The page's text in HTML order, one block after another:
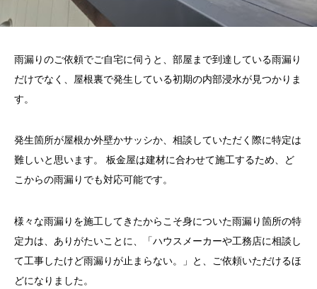
雨漏りのご依頼でご自宅に伺うと、部屋まで到達している雨漏り
だけでなく、屋根裏で発生している初期の内部浸水が見つかりま
す。
発生箇所が屋根か外壁かサッシか、相談していただく際に特定は
難しいと思います。 板金屋は建材に合わせて施工するため、ど
こからの雨漏りでも対応可能です。
様々な雨漏りを施工してきたからこそ身についた雨漏り箇所の特
定力は、ありがたいことに、「ハウスメーカーや工務店に相談し
て工事したけど雨漏りが止まらない。」と、ご依頼いただけるほ
どになりました。